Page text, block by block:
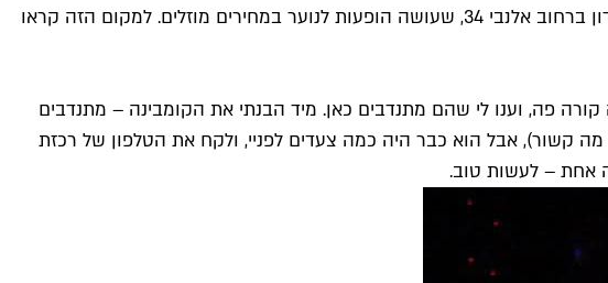
התחילו להיות יקרות, והכסף בנעורים לא היה מי יודע מה נזיל. בערך באותה תקופה התחלנו לשמוע דיבור סביב מועדון ברחוב אלנבי 34, שעושה הופעות לנוער במחירים מוזלים. למקום הזה קראו
פה, וענו לי שהם מתנדבים כאן. מיד הבנתי את הקומבינה – מתנדבים
מה קשור), אבל הוא כבר היה כמה צעדים לפניי, ולקח את הטלפון של רכזת
אחת – לעשות טוב.